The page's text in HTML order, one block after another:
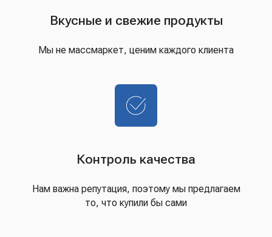
Вкусные и свежие продукты
Мы не массмаркет, ценим каждого клиента
Контроль качества
Нам важна репутация, поэтому мы предлагаем
то, что купили бы сами